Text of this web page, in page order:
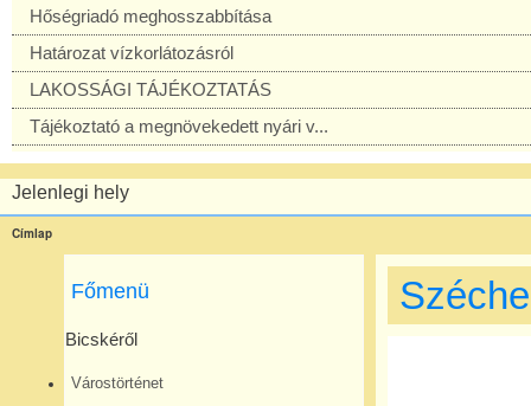
Hőségriadó meghosszabbítása
Határozat vízkorlátozásról
LAKOSSÁGI TÁJÉKOZTATÁS
Tájékoztató a megnövekedett nyári v...
Jelenlegi hely
Címlap
Főmenü
Bicskéről
Várostörténet